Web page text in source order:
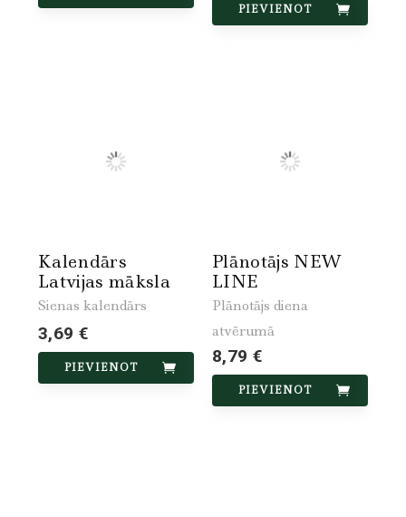
PIEVIENOT
Kalendārs
Latvijas māksla
Sienas kalendārs
3,69 €
PIEVIENOT
Plānotājs NEW
LINE
Plānotājs diena
atvērumā
8,79 €
PIEVIENOT